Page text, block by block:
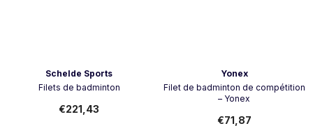
Schelde Sports
Filets de badminton
€221,43
Yonex
Filet de badminton de compétition
– Yonex
€71,87